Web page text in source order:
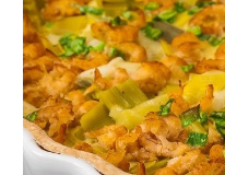
manioc
et
aux
crevettes
de
pays